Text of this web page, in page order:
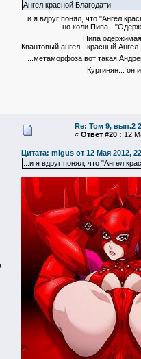
Ангел красной Благодати
...и я вдруг понял, что "Ангел
но коли Пипа - "Одержимая
Пипа одержимая
Квантовый ангел - красный Ангел...
...метаморфоза вот такая
Кургинян... он и в
Re: Том 9, вып.2
« Ответ #20 : 12
Цитата: migus от 12 Мая 2012,
...и я вдруг понял, что "Ангел